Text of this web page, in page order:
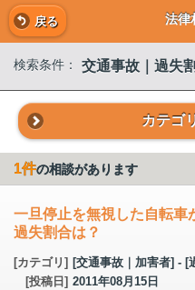
戻る 法律
検索条件： 交通事故｜過失
カテゴ
1件の相談があります
一旦停止を無視した自転車
過失割合は？
[カテゴリ] [交通事故｜加害者] - [
[投稿日] 2011年08月15日